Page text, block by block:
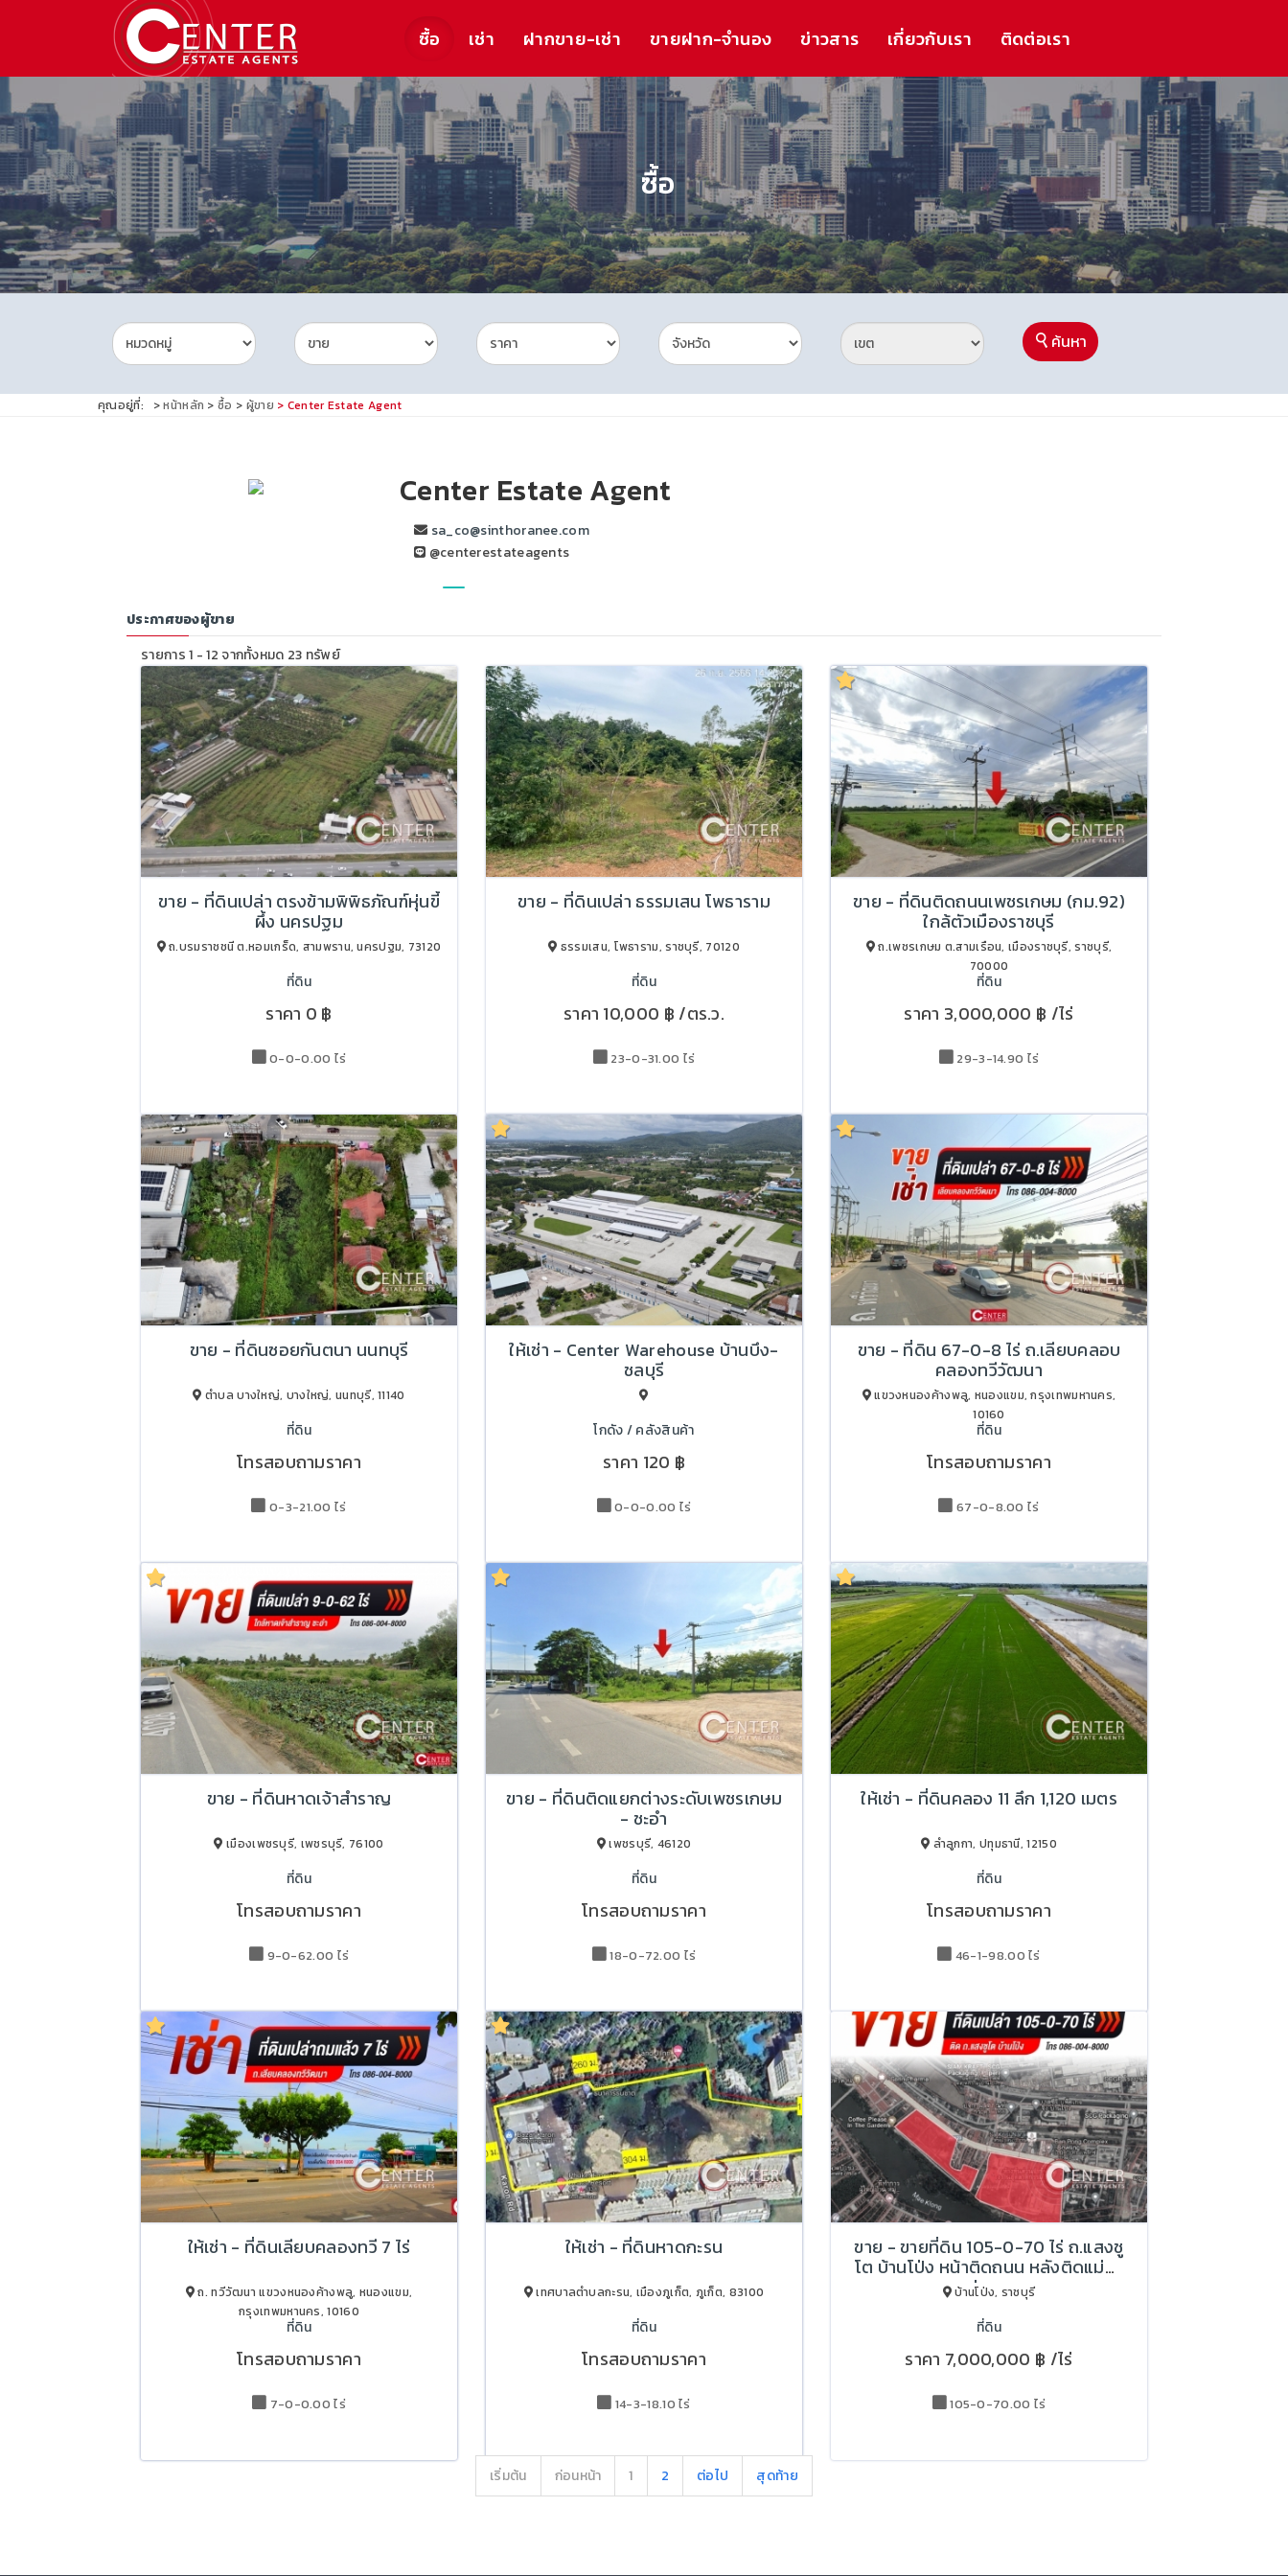
ซื้อ เช่า ฝากขาย-เช่า ขายฝาก-จำนอง ข่าวสาร เกี่ยวกับเรา ติดต่อเรา
ซื้อ
ค้นหา
คุณอยู่ที่: หน้าหลัก ซื้อ ผู้ขาย Center Estate Agent
Center Estate Agent
sa_co@sinthoranee.com
@centerestateagents
ประกาศของผู้ขาย
รายการ 1 - 12 จากทั้งหมด 23 ทรัพย์
ขาย - ที่ดินเปล่า ตรงข้ามพิพิธภัณฑ์หุ่นขี้
ผึ้ง นครปฐม
ถ.บรมราชชนี ต.หอมเกร็ด, สามพราน, นครปฐม, 73120
ที่ดิน
ราคา 0 ฿
0-0-0.00 ไร่
ขาย - ที่ดินเปล่า ธรรมเสน โพธาราม
ธรรมเสน, โพธาราม, ราชบุรี, 70120
ที่ดิน
ราคา 10,000 ฿ /ตร.ว.
23-0-31.00 ไร่
ขาย - ที่ดินติดถนนเพชรเกษม (กม.92)
ใกล้ตัวเมืองราชบุรี
ถ.เพชรเกษม ต.สามเรือน, เมืองราชบุรี, ราชบุรี,
70000
ที่ดิน
ราคา 3,000,000 ฿ /ไร่
29-3-14.90 ไร่
ขาย - ที่ดินซอยกันตนา นนทบุรี
ตำบล บางใหญ่, บางใหญ่, นนทบุรี, 11140
ที่ดิน
โทรสอบถามราคา
0-3-21.00 ไร่
ให้เช่า - Center Warehouse บ้านบึง-
ชลบุรี
โกดัง / คลังสินค้า
ราคา 120 ฿
0-0-0.00 ไร่
ขาย - ที่ดิน 67-0-8 ไร่ ถ.เลียบคลอบ
คลองทวีวัฒนา
แขวงหนองค้างพลู, หนองแขม, กรุงเทพมหานคร,
10160
ที่ดิน
โทรสอบถามราคา
67-0-8.00 ไร่
ขาย - ที่ดินหาดเจ้าสำราญ
เมืองเพชรบุรี, เพชรบุรี, 76100
ที่ดิน
โทรสอบถามราคา
9-0-62.00 ไร่
ขาย - ที่ดินติดแยกต่างระดับเพชรเกษม
- ชะอำ
เพชรบุรี, 46120
ที่ดิน
โทรสอบถามราคา
18-0-72.00 ไร่
ให้เช่า - ที่ดินคลอง 11 ลึก 1,120 เมตร
ลำลูกกา, ปทุมธานี, 12150
ที่ดิน
โทรสอบถามราคา
46-1-98.00 ไร่
ให้เช่า - ที่ดินเลียบคลองทวี 7 ไร่
ถ. ทวีวัฒนา แขวงหนองค้างพลู, หนองแขม,
กรุงเทพมหานคร, 10160
ที่ดิน
โทรสอบถามราคา
7-0-0.00 ไร่
ให้เช่า - ที่ดินหาดกะรน
เทศบาลตำบลกะรน, เมืองภูเก็ต, ภูเก็ต, 83100
ที่ดิน
โทรสอบถามราคา
14-3-18.10 ไร่
ขาย - ขายที่ดิน 105-0-70 ไร่ ถ.แสงชู
โต บ้านโป่ง หน้าติดถนน หลังติดแม่น้ำ
แม่กลอง
บ้านโป่ง, ราชบุรี
ที่ดิน
ราคา 7,000,000 ฿ /ไร่
105-0-70.00 ไร่
เริ่มต้น ก่อนหน้า 1 2 ต่อไป สุดท้าย